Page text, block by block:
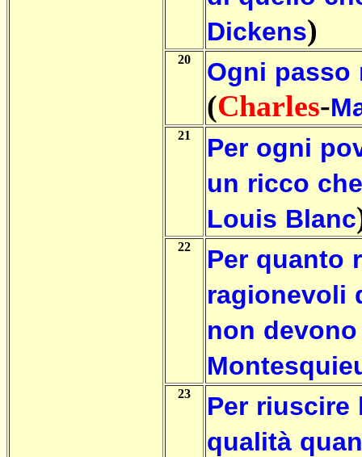
Dickens)
20 Ogni passo
(Charles-
21 Per ogni
un ricco che
Louis Blanc
22 Per quanto
ragionevoli
non devono
23 Per riuscire
qualità